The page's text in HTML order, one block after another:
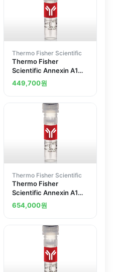
Thermo Fisher Scientific
Thermo Fisher
Scientific Annexin A1
Polyclonal Antibody
449,700원
Thermo Fisher Scientific
Thermo Fisher
Scientific Annexin A1
Monoclonal Antibody 2
654,000원